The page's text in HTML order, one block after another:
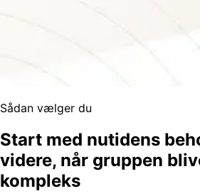
Sådan vælger du
Start med nutidens
videre, når gruppen
kompleks